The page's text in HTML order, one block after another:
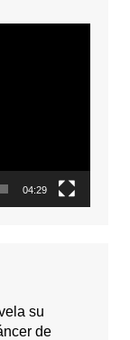
04:29
su
de